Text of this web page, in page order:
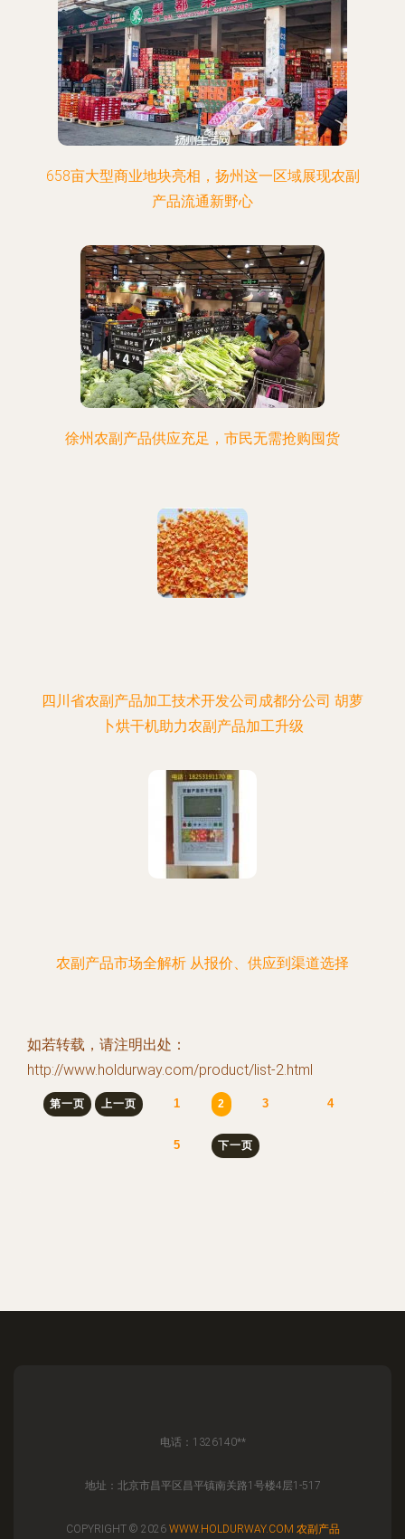
658亩大型商业地块亮相，扬州这一区域展现农副
产品流通新野心
徐州农副产品供应充足，市民无需抢购囤货
四川省农副产品加工技术开发公司成都分公司 胡萝
卜烘干机助力农副产品加工升级
农副产品市场全解析 从报价、供应到渠道选择
如若转载，请注明出处：
http://www.holdurway.com/product/list-2.html
第一页 上一页 1 2 3 4
5 下一页
电话：1326140**
地址：北京市昌平区昌平镇南关路1号楼4层1-517
COPYRIGHT © 2026 WWW.HOLDURWAY.COM 农副产品